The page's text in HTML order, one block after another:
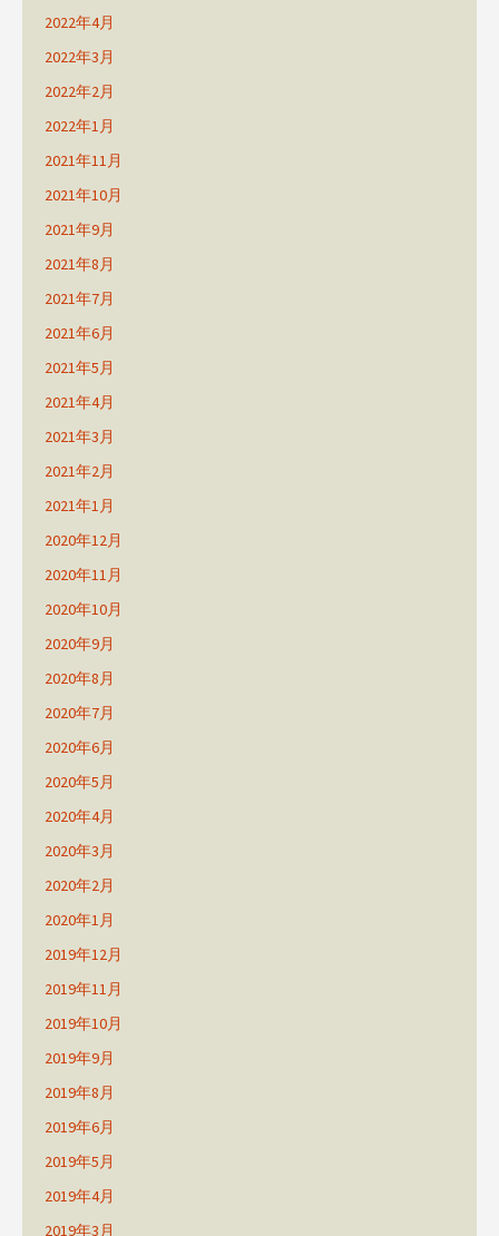
2022年4月
2022年3月
2022年2月
2022年1月
2021年11月
2021年10月
2021年9月
2021年8月
2021年7月
2021年6月
2021年5月
2021年4月
2021年3月
2021年2月
2021年1月
2020年12月
2020年11月
2020年10月
2020年9月
2020年8月
2020年7月
2020年6月
2020年5月
2020年4月
2020年3月
2020年2月
2020年1月
2019年12月
2019年11月
2019年10月
2019年9月
2019年8月
2019年6月
2019年5月
2019年4月
2019年3月